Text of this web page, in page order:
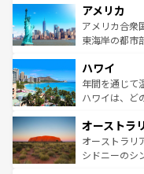
ンツ一覧を参
の建物がその
博物館もあり
ことができる
ば市内交通費無
着のスイス情
アメリカ
アメリカ合衆
東海岸の都市
のような巨大
ンメントが詰
西部には大自
部のニューオ
文化が魅力。
しみながら、
ハワイ
年間を通じて
ハワイは、ど
ワイ島は見逃
島だが、静か
おすすめ。エ
オーストラ
オーストラリ
シドニーのシ